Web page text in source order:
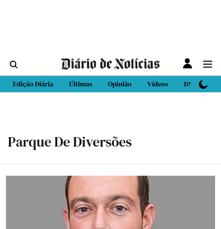
Edição Diária Últimas Opinião Vídeos DN Sport
Parque De Diversões